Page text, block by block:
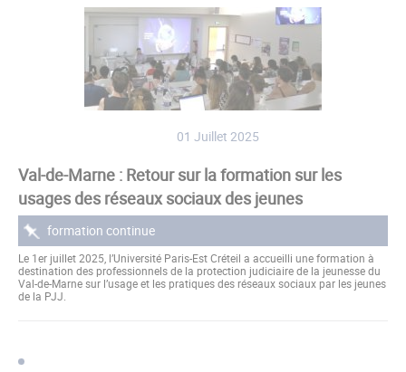
01 Juillet 2025
Val-de-Marne : Retour sur la formation sur les
usages des réseaux sociaux des jeunes
formation continue
Le 1er juillet 2025, l’Université Paris-Est Créteil a accueilli une formation à
destination des professionnels de la protection judiciaire de la jeunesse du
Val-de-Marne sur l’usage et les pratiques des réseaux sociaux par les jeunes
de la PJJ.